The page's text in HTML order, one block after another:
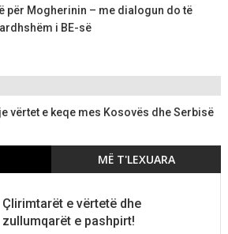
për Mogherinin – me dialogun do të
i BE-së
vërtet e keqe mes Kosovës dhe Serbisë
MË T'LEXUARA
Çlirimtarët e vërtetë dhe
zullumqarët e pashpirt!